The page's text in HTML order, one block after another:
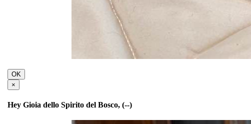
OK
×
Hey Gioia dello Spirito del Bosco, (--)